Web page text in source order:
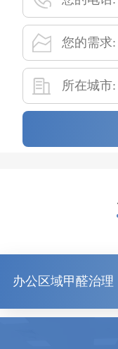
办公区域甲醛治理